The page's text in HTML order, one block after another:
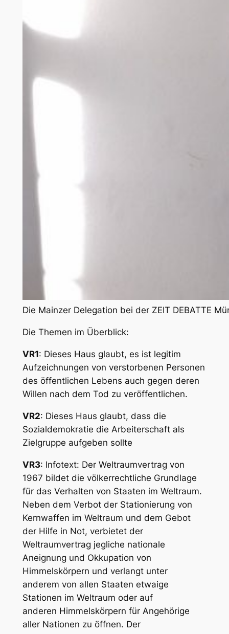
Die Mainzer Delegation bei der ZEIT DEBATTE
Die Themen im Überblick:
VR1: Dieses Haus glaubt, es ist legitim
Aufzeichnungen von verstorbenen Personen
des öffentlichen Lebens auch gegen deren
Willen nach dem Tod zu veröffentlichen.
VR2: Dieses Haus glaubt, dass die
Sozialdemokratie die Arbeiterschaft als
Zielgruppe aufgeben sollte
VR3: Infotext: Der Weltraumvertrag von
1967 bildet die völkerrechtliche Grundlage
für das Verhalten von Staaten im Weltraum.
Neben dem Verbot der Stationierung von
Kernwaffen im Weltraum und dem Gebot
der Hilfe in Not, verbietet der
Weltraumvertrag jegliche nationale
Aneignung und Okkupation von
Himmelskörpern und verlangt unter
anderem von allen Staaten etwaige
Stationen im Weltraum oder auf
anderen Himmelskörpern für Angehörige
aller Nationen zu öffnen. Der